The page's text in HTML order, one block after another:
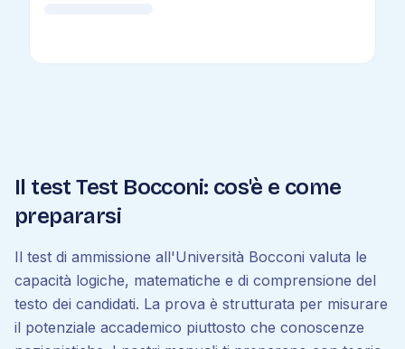
Il test Test Bocconi: cos'è e come
prepararsi
Il test di ammissione all'Università Bocconi valuta le
capacità logiche, matematiche e di comprensione del
testo dei candidati. La prova è strutturata per misurare
il potenziale accademico piuttosto che conoscenze